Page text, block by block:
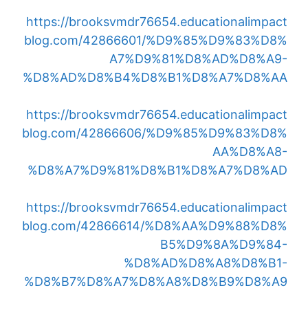
https://brooksvmdr76654.educationalimpact
blog.com/42866601/%D9%85%D9%83%D8%
A7%D9%81%D8%AD%D8%A9-
%D8%AD%D8%B4%D8%B1%D8%A7%D8%AA
https://brooksvmdr76654.educationalimpact
blog.com/42866606/%D9%85%D9%83%D8%
AA%D8%A8-
%D8%A7%D9%81%D8%B1%D8%A7%D8%AD
https://brooksvmdr76654.educationalimpact
blog.com/42866614/%D8%AA%D9%88%D8%
B5%D9%8A%D9%84-
%D8%AD%D8%A8%D8%B1-
%D8%B7%D8%A7%D8%A8%D8%B9%D8%A9